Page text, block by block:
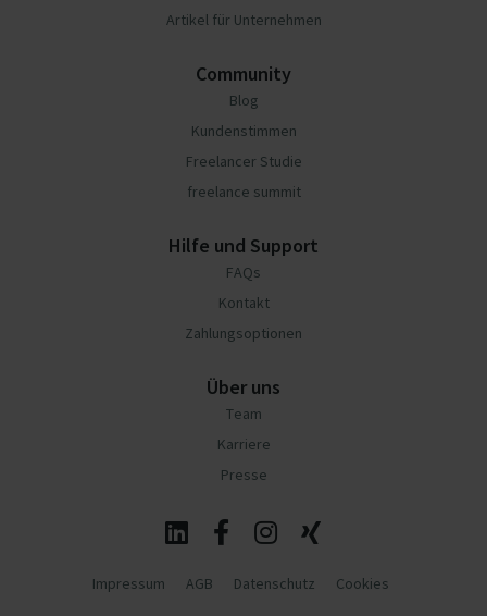
Artikel für Unternehmen
Community
Blog
Kundenstimmen
Freelancer Studie
freelance summit
Hilfe und Support
FAQs
Kontakt
Zahlungsoptionen
Über uns
Team
Karriere
Presse
Impressum AGB Datenschutz Cookies